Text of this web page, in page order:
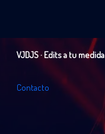
VJDJS · Edits a tu medida
Contacto